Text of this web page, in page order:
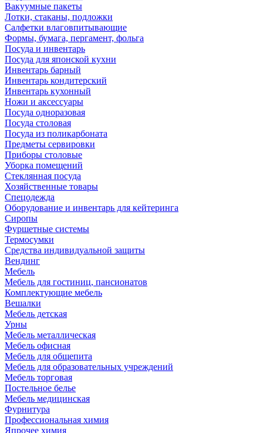
Вакуумные пакеты
Лотки, стаканы, подложки
Салфетки влаговпитывающие
Формы, бумага, пергамент, фольга
Посуда и инвентарь
Посуда для японской кухни
Инвентарь барный
Инвентарь кондитерский
Инвентарь кухонный
Ножи и аксессуары
Посуда одноразовая
Посуда столовая
Посуда из поликарбоната
Предметы сервировки
Приборы столовые
Уборка помещений
Стеклянная посуда
Хозяйственные товары
Спецодежда
Оборудование и инвентарь для кейтеринга
Сиропы
Фуршетные системы
Термосумки
Средства индивидуальной защиты
Вендинг
Мебель
Мебель для гостиниц, пансионатов
Комплектующие мебель
Вешалки
Мебель детская
Урны
Мебель металлическая
Мебель офисная
Мебель для общепита
Мебель для образовательных учреждений
Мебель торговая
Постельное белье
Мебель медицинская
Фурнитура
Профессиональная химия
Япрочее химия